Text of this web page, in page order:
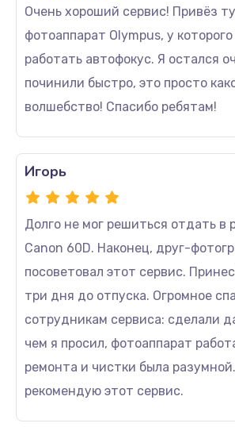
Очень хороший сервис! Привёз
фотоаппарат Olympus, у
работать автофокус. Я остался
починили быстро, это просто
волшебство! Спасибо ребятам!
Долго не мог решиться отдать в
Canon 60D. Наконец, друг-
посоветовал этот сервис.
три дня до отпуска. Огромное
сотрудникам сервиса: сделали
чем я просил, фотоаппарат
ремонта и чистки была
рекомендую этот сервис.
Игорь